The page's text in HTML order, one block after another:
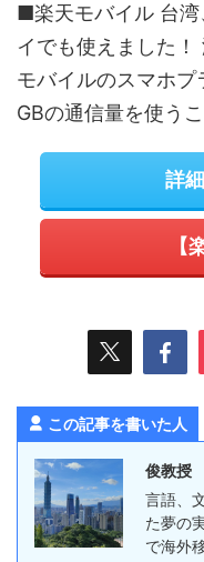
■楽天モバイル 台湾
イでも使えました
モバイルのスマホプ
GBの通信量を使う
詳
【
この記事を書いた人
俊教授
言語、
た夢の
で海外